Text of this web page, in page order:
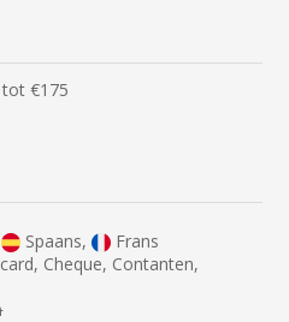
tot €175
Spaans,
Frans
Cheque, Contanten,